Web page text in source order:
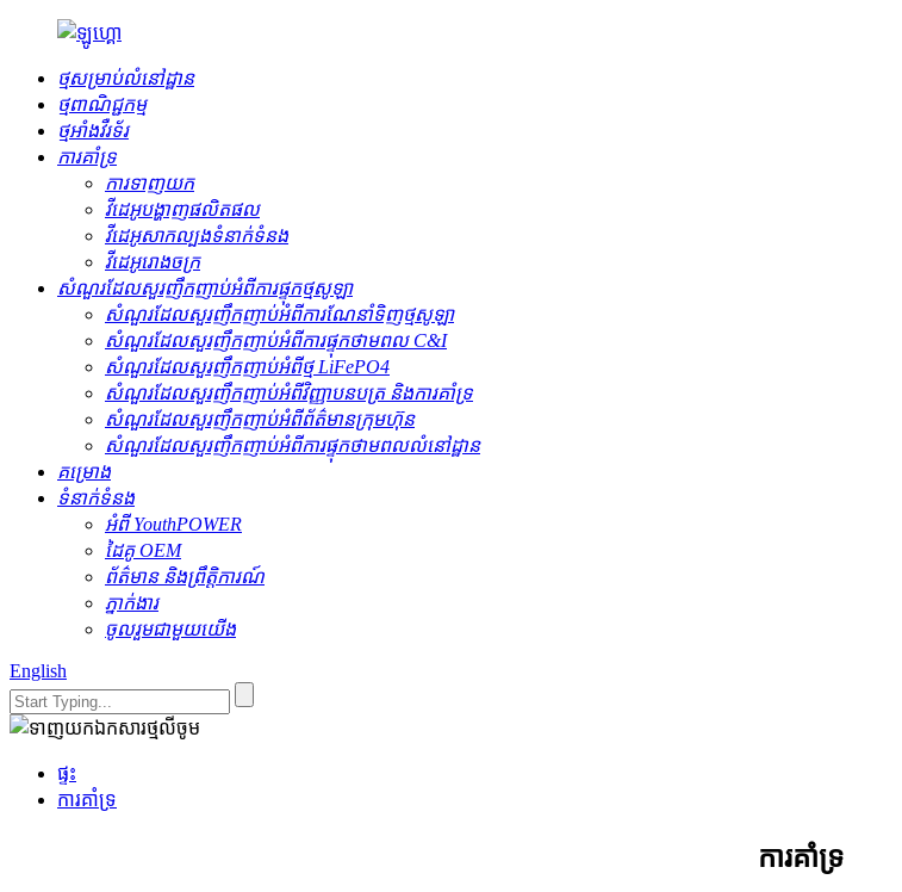
ថ្មសម្រាប់លំនៅដ្ឋាន
ថ្ម​ពាណិជ្ជកម្ម
ថ្មអាំងវឺរទ័រ
ការគាំទ្រ
ការទាញយក
វីដេអូបង្ហាញផលិតផល
វីដេអូសាកល្បងទំនាក់ទំនង
វីដេអូរោងចក្រ
សំណួរដែលសួរញឹកញាប់អំពីការផ្ទុកថ្មសូឡា
សំណួរដែលសួរញឹកញាប់អំពីការណែនាំទិញថ្មសូឡា
សំណួរដែលសួរញឹកញាប់អំពីការផ្ទុកថាមពល C&I
សំណួរដែលសួរញឹកញាប់អំពីថ្ម LiFePO4
សំណួរដែលសួរញឹកញាប់អំពីវិញ្ញាបនបត្រ និងការគាំទ្រ
សំណួរដែលសួរញឹកញាប់អំពីព័ត៌មានក្រុមហ៊ុន
សំណួរដែលសួរញឹកញាប់អំពីការផ្ទុកថាមពលលំនៅដ្ឋាន
គម្រោង
ទំនាក់ទំនង
អំពី YouthPOWER
ដៃគូ OEM
ព័ត៌មាន និងព្រឹត្តិការណ៍
ភ្នាក់ងារ
ចូលរួមជាមួយយើង
English
ផ្ទះ
ការគាំទ្រ
ការគាំទ្រ